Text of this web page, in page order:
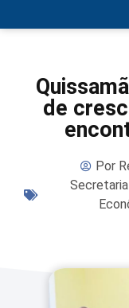
de
Por